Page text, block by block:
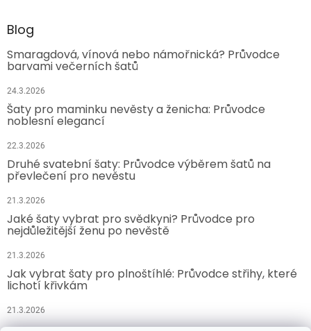
Blog
Smaragdová, vínová nebo námořnická? Průvodce
barvami večerních šatů
24.3.2026
Šaty pro maminku nevěsty a ženicha: Průvodce
noblesní elegancí
22.3.2026
Druhé svatební šaty: Průvodce výběrem šatů na
převlečení pro nevěstu
21.3.2026
Jaké šaty vybrat pro svědkyni? Průvodce pro
nejdůležitější ženu po nevěstě
21.3.2026
Jak vybrat šaty pro plnoštíhlé: Průvodce střihy, které
lichotí křivkám
21.3.2026